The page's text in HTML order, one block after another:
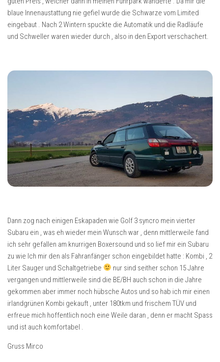
blaue Innenaustattung nie gefiel wurde die Schwarze vom Limited
eingebaut . Nach 2 Wintern spuckte die Automatik und die Radläufe
und Schweller waren wieder durch , also in den Export verschachert.
Dann zog nach einigen Eskapaden wie Golf 3 syncro mein vierter
Subaru ein , was eh wieder mein Wunsch war , denn mittlerweile fand
ich sehr gefallen am knurrigen Boxersound und so lief mir ein Subaru
zu wie Ich mir den als Fahranfänger schon eingebildet hatte : Kombi , 2
Liter Sauger und Schaltgetriebe
nur sind seither schon 15 Jahre
vergangen und mittlerweile sind die BE/BH auch schon in die Jahre
gekommen aber immer noch hübsche Autos und so hab ich mir einen
irlandgrünen Kombi gekauft , unter 180tkm und frischem TÜV und
erfreue mich hoffentlich noch eine Weile daran , denn er macht Spass
und ist auch komfortabel .
Gruss Mirco